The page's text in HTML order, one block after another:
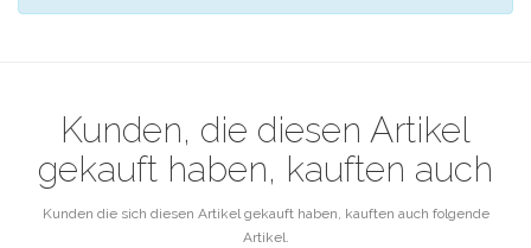
Kunden, die diesen Artikel
gekauft haben, kauften auch
Kunden die sich diesen Artikel gekauft haben, kauften auch folgende
Artikel.